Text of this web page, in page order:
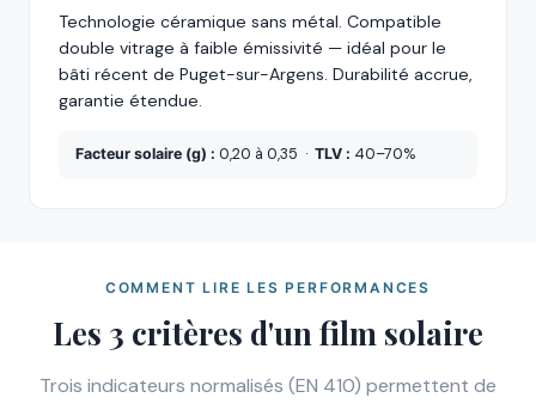
Technologie céramique sans métal. Compatible
double vitrage à faible émissivité — idéal pour le
bâti récent de Puget-sur-Argens. Durabilité accrue,
garantie étendue.
Facteur solaire (g) : 0,20 à 0,35 · TLV : 40–70%
COMMENT LIRE LES PERFORMANCES
Les 3 critères d'un film solaire
Trois indicateurs normalisés (EN 410) permettent de